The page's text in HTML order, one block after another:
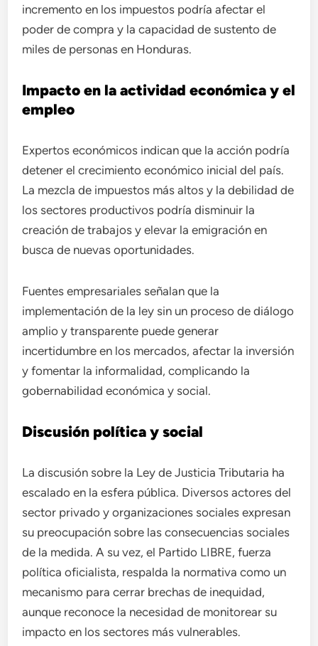
incremento en los impuestos podría afectar el
poder de compra y la capacidad de sustento de
miles de personas en Honduras.
Impacto en la actividad económica y el
empleo
Expertos económicos indican que la acción podría
detener el crecimiento económico inicial del país.
La mezcla de impuestos más altos y la debilidad de
los sectores productivos podría disminuir la
creación de trabajos y elevar la emigración en
busca de nuevas oportunidades.
Fuentes empresariales señalan que la
implementación de la ley sin un proceso de diálogo
amplio y transparente puede generar
incertidumbre en los mercados, afectar la inversión
y fomentar la informalidad, complicando la
gobernabilidad económica y social.
Discusión política y social
La discusión sobre la Ley de Justicia Tributaria ha
escalado en la esfera pública. Diversos actores del
sector privado y organizaciones sociales expresan
su preocupación sobre las consecuencias sociales
de la medida. A su vez, el Partido LIBRE, fuerza
política oficialista, respalda la normativa como un
mecanismo para cerrar brechas de inequidad,
aunque reconoce la necesidad de monitorear su
impacto en los sectores más vulnerables.